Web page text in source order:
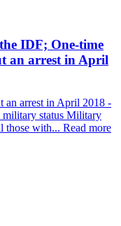
IDF; One-time
an arrest in April
an arrest in April 2018 -
status Military
those with... Read more